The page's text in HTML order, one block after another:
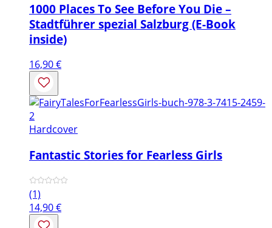
1000 Places To See Before You Die –
Stadtführer spezial Salzburg (E-Book
inside)
16,90€
Hardcover
Fantastic Stories for Fearless Girls
(1)
14,90€